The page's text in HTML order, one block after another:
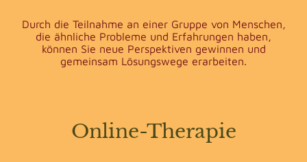
Durch die Teilnahme an einer Gruppe von Menschen,
die ähnliche Probleme und Erfahrungen haben,
können Sie neue Perspektiven gewinnen und
gemeinsam Lösungswege erarbeiten.
Online-Therapie